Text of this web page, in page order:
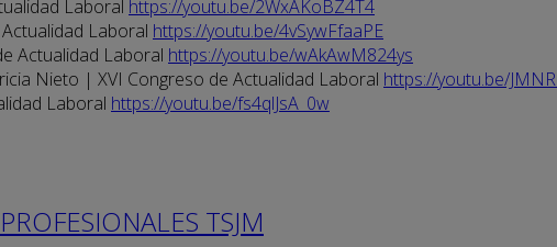
Laboral https://youtu.be/2WxAKoBZ4T4
Laboral https://youtu.be/4vSywFfaaPE
Actualidad Laboral https://youtu.be/wAkAwM824ys
Nieto | XVI Congreso de Actualidad Laboral https://youtu.be/
Laboral https://youtu.be/fs4qlJsA_0w
TSJM